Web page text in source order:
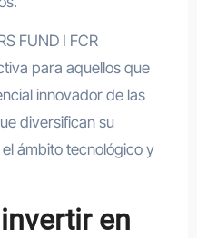
FUND I FCR
para aquellos que
innovador de las
diversifican su
ámbito tecnológico y
en